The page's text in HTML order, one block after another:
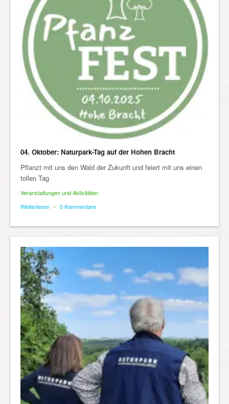
04. Oktober: Naturpark-Tag auf der Hohen Bracht
Pflanzt mit uns den Wald der Zukunft und feiert mit uns einen
tollen Tag
Veranstaltungen und Aktivitäten
Weiterlesen • 0 Kommentare